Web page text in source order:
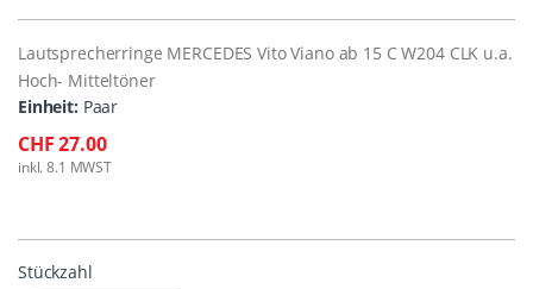
Lautsprecherringe MERCEDES Vito Viano ab 15 C W204 CLK u.a.
Hoch- Mitteltöner
Einheit: Paar
CHF 27.00
inkl. 8.1 MWST
Stückzahl